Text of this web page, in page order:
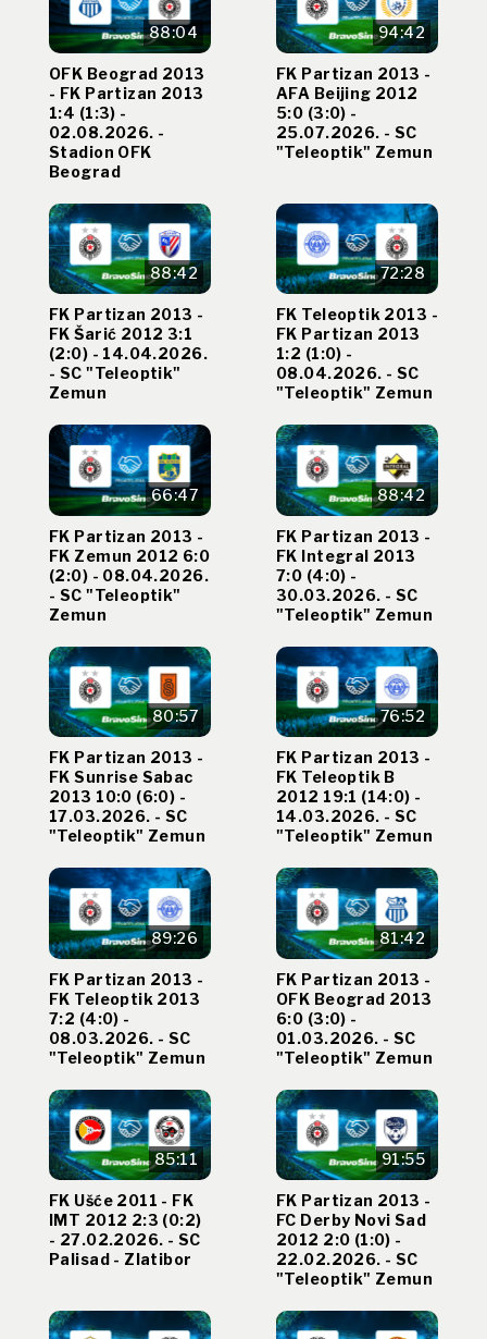
88:04
OFK Beograd 2013
- FK Partizan 2013
1:4 (1:3) -
02.08.2026. -
Stadion OFK
Beograd
94:42
FK Partizan 2013 -
AFA Beijing 2012
5:0 (3:0) -
25.07.2026. - SC
"Teleoptik" Zemun
88:42
FK Partizan 2013 -
FK Šarić 2012 3:1
(2:0) - 14.04.2026.
- SC "Teleoptik"
Zemun
72:28
FK Teleoptik 2013 -
FK Partizan 2013
1:2 (1:0) -
08.04.2026. - SC
"Teleoptik" Zemun
66:47
FK Partizan 2013 -
FK Zemun 2012 6:0
(2:0) - 08.04.2026.
- SC "Teleoptik"
Zemun
88:42
FK Partizan 2013 -
FK Integral 2013
7:0 (4:0) -
30.03.2026. - SC
"Teleoptik" Zemun
80:57
FK Partizan 2013 -
FK Sunrise Sabac
2013 10:0 (6:0) -
17.03.2026. - SC
"Teleoptik" Zemun
76:52
FK Partizan 2013 -
FK Teleoptik B
2012 19:1 (14:0) -
14.03.2026. - SC
"Teleoptik" Zemun
89:26
FK Partizan 2013 -
FK Teleoptik 2013
7:2 (4:0) -
08.03.2026. - SC
"Teleoptik" Zemun
81:42
FK Partizan 2013 -
OFK Beograd 2013
6:0 (3:0) -
01.03.2026. - SC
"Teleoptik" Zemun
85:11
FK Ušće 2011 - FK
IMT 2012 2:3 (0:2)
- 27.02.2026. - SC
Palisad - Zlatibor
91:55
FK Partizan 2013 -
FC Derby Novi Sad
2012 2:0 (1:0) -
22.02.2026. - SC
"Teleoptik" Zemun